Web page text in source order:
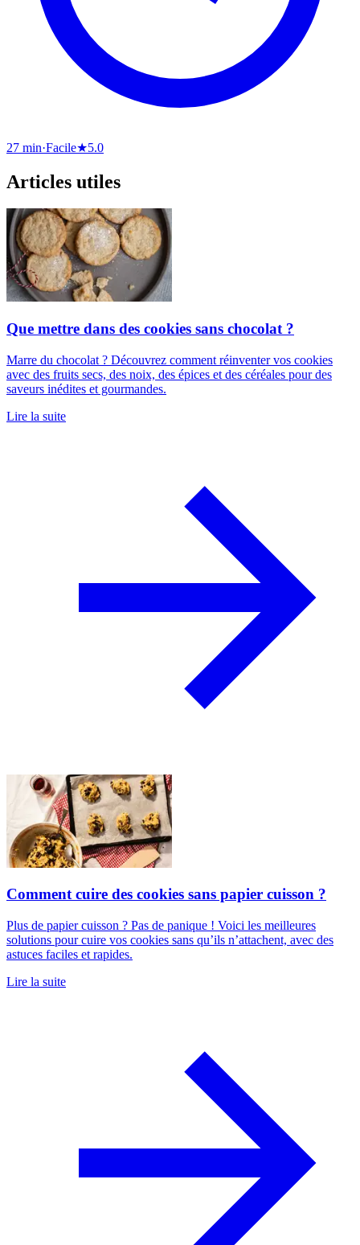
27 min·Facile★5.0
Articles utiles
Que mettre dans des cookies sans chocolat ?
Marre du chocolat ? Découvrez comment réinventer vos cookies
avec des fruits secs, des noix, des épices et des céréales pour des
saveurs inédites et gourmandes.
Lire la suite
Comment cuire des cookies sans papier cuisson ?
Plus de papier cuisson ? Pas de panique ! Voici les meilleures
solutions pour cuire vos cookies sans qu’ils n’attachent, avec des
astuces faciles et rapides.
Lire la suite